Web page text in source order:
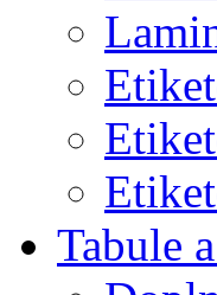
Tabule